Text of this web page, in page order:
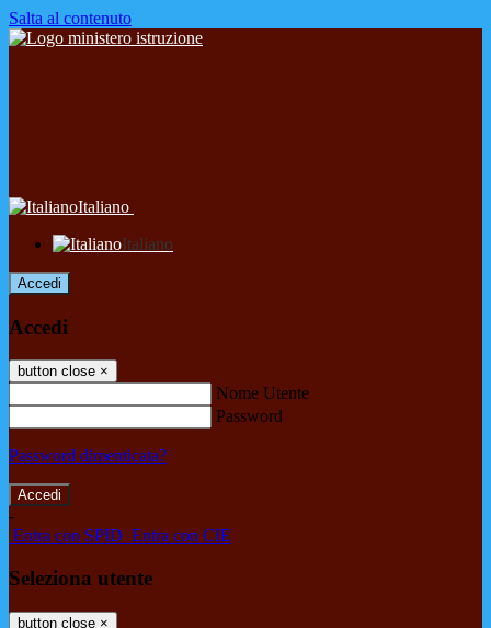
Salta al contenuto
Italiano
Italiano
Accedi
Accedi
button close ×
Nome Utente
Password
Password dimenticata?
-
Entra con SPID Entra con CIE
Seleziona utente
button close ×